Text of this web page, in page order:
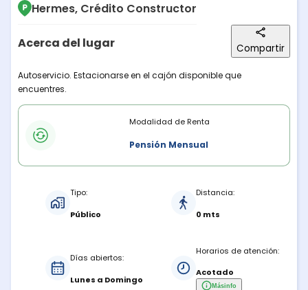
Hermes, Crédito Constructor
Acerca del lugar Compartir
Descripción del lugar
Autoservicio. Estacionarse en el cajón disponible que
encuentres.
Modalidades de rentaModalidad de Renta
Pensión Mensual
Tipo:
Público
Distancia:
0 mts
Días abiertos:
Lunes a Domingo
Horarios de atención:
Acotado
Másinfo